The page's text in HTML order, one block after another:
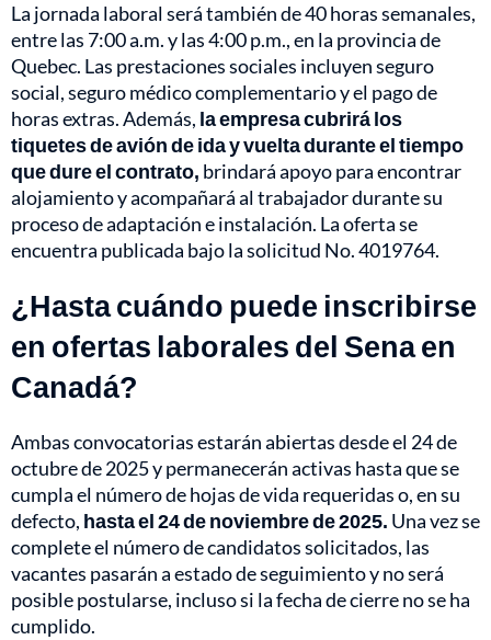
La jornada laboral será también de 40 horas semanales,
entre las 7:00 a.m. y las 4:00 p.m., en la provincia de
Quebec. Las prestaciones sociales incluyen seguro
social, seguro médico complementario y el pago de
horas extras. Además, la empresa cubrirá los
tiquetes de avión de ida y vuelta durante el tiempo
que dure el contrato, brindará apoyo para encontrar
alojamiento y acompañará al trabajador durante su
proceso de adaptación e instalación. La oferta se
encuentra publicada bajo la solicitud No. 4019764.
¿Hasta cuándo puede inscribirse
en ofertas laborales del Sena en
Canadá?
Ambas convocatorias estarán abiertas desde el 24 de
octubre de 2025 y permanecerán activas hasta que se
cumpla el número de hojas de vida requeridas o, en su
defecto, hasta el 24 de noviembre de 2025. Una vez se
complete el número de candidatos solicitados, las
vacantes pasarán a estado de seguimiento y no será
posible postularse, incluso si la fecha de cierre no se ha
cumplido.